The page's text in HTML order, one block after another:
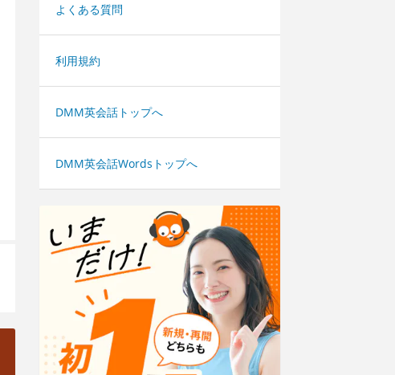
よくある質問
利用規約
DMM英会話トップへ
DMM英会話Wordsトップへ